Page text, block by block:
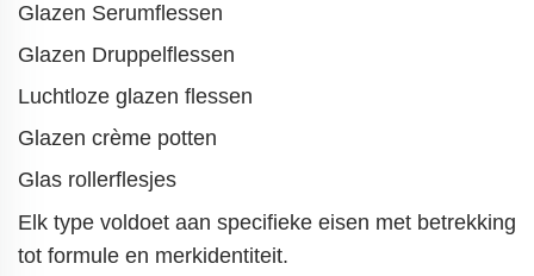
Glazen Serumflessen
Glazen Druppelflessen
Luchtloze glazen flessen
Glazen crème potten
Glas rollerflesjes
Elk type voldoet aan specifieke eisen met betrekking
tot formule en merkidentiteit.